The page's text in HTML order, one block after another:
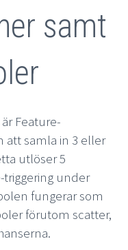
samt
Feature-
att samla in 3 eller
utlöser 5
triggering under
fungerar som
förutom scatter,